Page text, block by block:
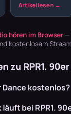
den ganzen
basteln? Radio
läuft dur…
hören im Browser —
kostenlosem
zu RPR1.
Dance kostenlos?
bei RPR1.